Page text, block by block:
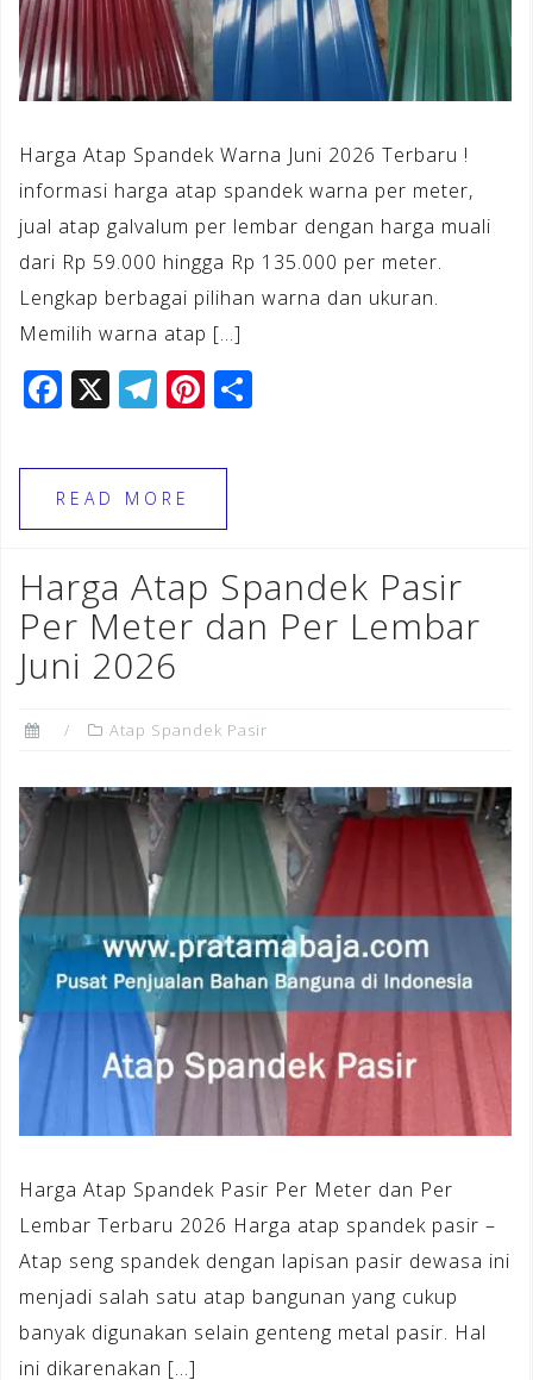
Harga Atap Spandek Warna Juni 2026 Terbaru !
informasi harga atap spandek warna per meter,
jual atap galvalum per lembar dengan harga muali
dari Rp 59.000 hingga Rp 135.000 per meter.
Lengkap berbagai pilihan warna dan ukuran.
Memilih warna atap […]
F
c
e
b
o
o
k
X T
e
gr
a
m
Pi
te
e
st
READ MORE
Harga Atap Spandek Pasir
Per Meter dan Per Lembar
Juni 2026
Atap Spandek Pasir
Harga Atap Spandek Pasir Per Meter dan Per
Lembar Terbaru 2026 Harga atap spandek pasir –
Atap seng spandek dengan lapisan pasir dewasa ini
menjadi salah satu atap bangunan yang cukup
banyak digunakan selain genteng metal pasir. Hal
ini dikarenakan […]